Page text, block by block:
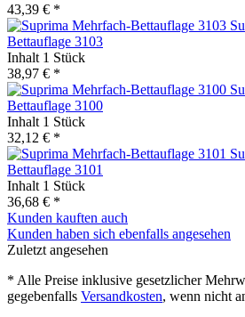
43,39 € *
Bettauflage 3103
Inhalt 1 Stück
38,97 € *
Bettauflage 3100
Inhalt 1 Stück
32,12 € *
Bettauflage 3101
Inhalt 1 Stück
36,68 € *
Kunden kauften auch
Kunden haben sich ebenfalls angesehen
Zuletzt angesehen
* Alle Preise inklusive gesetzlicher
gegebenfalls Versandkosten, wenn nicht